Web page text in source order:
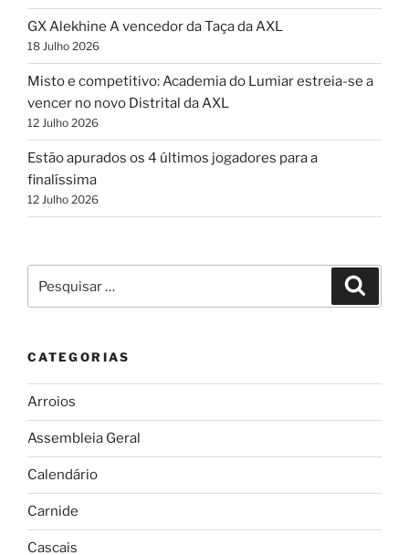
GX Alekhine A vencedor da Taça da AXL
18 Julho 2026
Misto e competitivo: Academia do Lumiar estreia-se a
vencer no novo Distrital da AXL
12 Julho 2026
Estão apurados os 4 últimos jogadores para a
finalíssima
12 Julho 2026
por:
CATEGORIAS
Arroios
Assembleia Geral
Calendário
Carnide
Cascais